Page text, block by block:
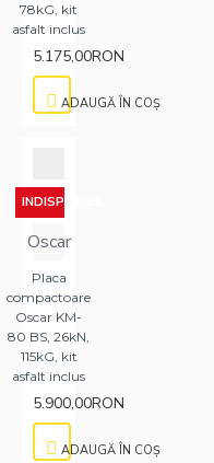
78kG, kit
asfalt inclus
5.175,00RON
ADAUGĂ ÎN COŞ
INDISPONIBIL
Oscar
Placa
compactoare
Oscar KM-
80 BS, 26kN,
115kG, kit
asfalt inclus
5.900,00RON
ADAUGĂ ÎN COŞ